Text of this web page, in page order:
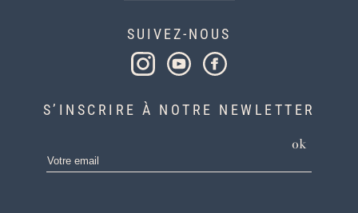
SUIVEZ-NOUS
S’INSCRIRE À NOTRE NEWLETTER
ok